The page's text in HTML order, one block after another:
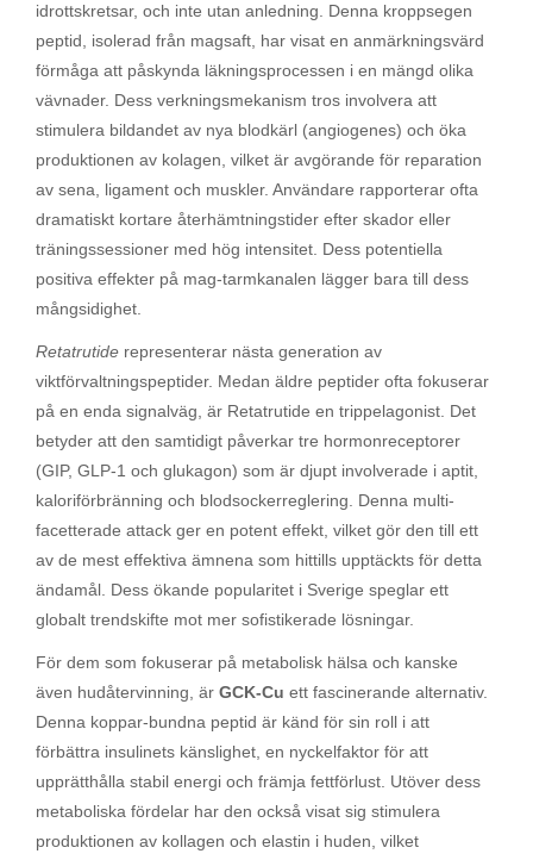
idrottskretsar, och inte utan anledning. Denna kroppsegen
peptid, isolerad från magsaft, har visat en anmärkningsvärd
förmåga att påskynda läkningsprocessen i en mängd olika
vävnader. Dess verkningsmekanism tros involvera att
stimulera bildandet av nya blodkärl (angiogenes) och öka
produktionen av kolagen, vilket är avgörande för reparation
av sena, ligament och muskler. Användare rapporterar ofta
dramatiskt kortare återhämtningstider efter skador eller
träningssessioner med hög intensitet. Dess potentiella
positiva effekter på mag-tarmkanalen lägger bara till dess
mångsidighet.
Retatrutide representerar nästa generation av
viktförvaltningspeptider. Medan äldre peptider ofta fokuserar
på en enda signalväg, är Retatrutide en trippelagonist. Det
betyder att den samtidigt påverkar tre hormonreceptorer
(GIP, GLP-1 och glukagon) som är djupt involverade i aptit,
kaloriförbränning och blodsockerreglering. Denna multi-
facetterade attack ger en potent effekt, vilket gör den till ett
av de mest effektiva ämnena som hittills upptäckts för detta
ändamål. Dess ökande popularitet i Sverige speglar ett
globalt trendskifte mot mer sofistikerade lösningar.
För dem som fokuserar på metabolisk hälsa och kanske
även hudåtervinning, är GCK-Cu ett fascinerande alternativ.
Denna koppar-bundna peptid är känd för sin roll i att
förbättra insulinets känslighet, en nyckelfaktor för att
upprätthålla stabil energi och främja fettförlust. Utöver dess
metaboliska fördelar har den också visat sig stimulera
produktionen av kollagen och elastin i huden, vilket